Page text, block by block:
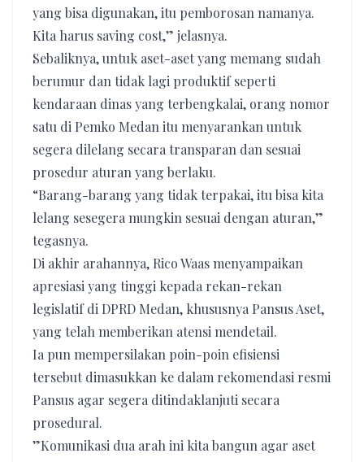
yang bisa digunakan, itu pemborosan namanya.
Kita harus saving cost,” jelasnya.
​Sebaliknya, untuk aset-aset yang memang sudah
berumur dan tidak lagi produktif seperti
kendaraan dinas yang terbengkalai, orang nomor
satu di Pemko Medan itu menyarankan untuk
segera dilelang secara transparan dan sesuai
prosedur aturan yang berlaku.
“Barang-barang yang tidak terpakai, itu bisa kita
lelang sesegera mungkin sesuai dengan aturan,”
tegasnya.
​Di akhir arahannya, Rico Waas menyampaikan
apresiasi yang tinggi kepada rekan-rekan
legislatif di DPRD Medan, khususnya Pansus Aset,
yang telah memberikan atensi mendetail.
Ia pun mempersilakan poin-poin efisiensi
tersebut dimasukkan ke dalam rekomendasi resmi
Pansus agar segera ditindaklanjuti secara
prosedural.
​”Komunikasi dua arah ini kita bangun agar aset